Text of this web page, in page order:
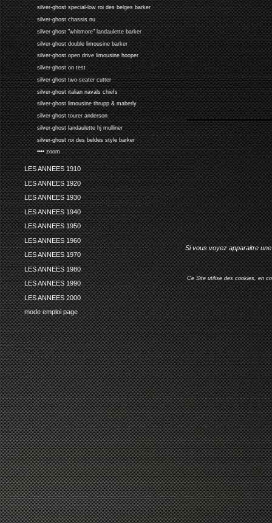
silver-ghost special-low roi des belges barker
silver-ghost chassis nu
silver-ghost "whitmore" landaulette barker
silver-ghost double limousine barker
silver-ghost open drive limousine hooper
silver-ghost on test
silver-ghost two-seater cutter
silver-ghost italian navals chiefs
silver-ghost limousine thrupp & maberly
silver-ghost tourer anderson
silver-ghost landaulette hj mulliner
silver-ghost roi des beldes style barker
•••• zoom
LES ANNEES 1910
LES ANNEES 1920
LES ANNEES 1930
LES ANNEES 1940
LES ANNEES 1950
LES ANNEES 1960
LES ANNEES 1970
LES ANNEES 1980
LES ANNEES 1990
LES ANNEES 2000
mode emploi page
Si vous voyez apparaitre
Ce Site utilise des cookies, en